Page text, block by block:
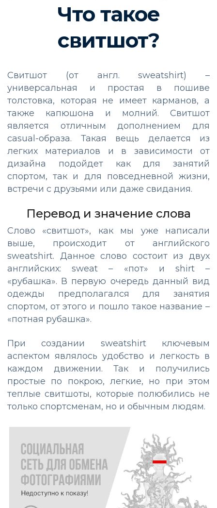
Что такое
свитшот?
Свитшот (от англ. sweatshirt) –
универсальная и простая в пошиве
толстовка, которая не имеет карманов, а
также капюшона и молний. Свитшот
является отличным дополнением для
casual-образа. Такая вещь делается из
легких материалов и в зависимости от
дизайна подойдет как для занятий
спортом, так и для повседневной жизни,
встречи с друзьями или даже свидания.
Перевод и значение слова
Слово «свитшот», как мы уже написали
выше, происходит от английского
sweatshirt. Данное слово состоит из двух
английских: sweat – «пот» и shirt –
«рубашка». В первую очередь данный вид
одежды предполагался для занятия
спортом, от этого и пошло такое название –
«потная рубашка».
При создании sweatshirt ключевым
аспектом являлось удобство и легкость в
каждом движении. Так и получились
простые по покрою, легкие, но при этом
теплые свитшоты, которые полюбились не
только спортсменам, но и обычным людям.